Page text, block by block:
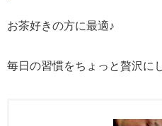
お茶好きの方に最適♪
毎日の習慣をちょっと贅沢に